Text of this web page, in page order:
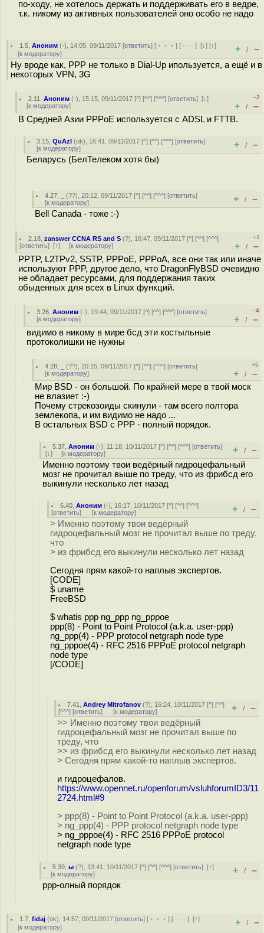
по-ходу, не хотелось держать и поддерживать его в ведре,
т.к. никому из активных пользователей оно особо не надо
1.5 ,Аноним (-), 14:05, 09/11/2017 [ответить] [ ﹢﹢﹢] [ · · ·][↓] [↑]
[к модератору] + / –
Ну вроде как, PPP не только в Dial-Up ипользуется, а ещё и в
некоторых VPN, 3G
2.11 ,Аноним (-), 15:15, 09/11/2017 [^] [^^] [^^^] [ответить][↓]
[к модератору]
–2
+ / –
В Средней Азии PPPoE используется с ADSL и FTTB.
3.15 ,QuAzI (ok), 16:41, 09/11/2017 [^] [^^] [^^^] [ответить]
[к модератору] + / –
Беларусь (БелТелеком хотя бы)
4.27 (??), 20:12, 09/11/2017 [^] [^^] [^^^] [ответить]
[к модератору] + / –
Bell Canada - тоже :-)
2.18 ,zanswer CCNA RS and S (?), 16:47, 09/11/2017 [^] [^^] [^^^]
[ответить] [↑] [к модератору]
+1
+ / –
PPTP, L2TPv2, SSTP, PPPoE, PPPoA, все они так или иначе
используют PPP, другое дело, что DragonFlyBSD очевидно
не обладает ресурсами, для поддержания таких
обыденных для всех в Linux функций.
3.26 ,Аноним (-), 19:44, 09/11/2017 [^] [^^] [^^^] [ответить]
[к модератору]
–4
+ / –
видимо в никому в мире бсд эти костыльные
протоколишки не нужны
4.28 (??), 20:15, 09/11/2017 [^] [^^] [^^^] [ответить]
[к модератору]
+5
+ / –
Мир BSD - он большой. По крайней мере в твой моск
не влазиет :-)
Почему стрекозоиды скинули - там всего полтора
землекопа, и им видимо не надо ...
В остальных BSD с PPP - полный порядок.
5.37 ,Аноним (-), 11:18, 10/11/2017 [^] [^^] [^^^] [ответить]
[↓] [к модератору] + / –
Именно поэтому твои ведёрный гидроцефальный
мозг не прочитал выше по треду, что из фрибсд его
выкинули несколько лет назад
6.40 ,Аноним (-), 16:17, 10/11/2017 [^] [^^] [^^^]
[ответить] [к модератору] + / –
> Именно поэтому твои ведёрный
гидроцефальный мозг не прочитал выше по треду,
что
> из фрибсд его выкинули несколько лет назад
Сегодня прям какой-то наплыв экспертов.
[CODE]
$ uname
FreeBSD
$ whatis ppp ng_ppp ng_pppoe
ppp(8) - Point to Point Protocol (a.k.a. user-ppp)
ng_ppp(4) - PPP protocol netgraph node type
ng_pppoe(4) - RFC 2516 PPPoE protocol netgraph
node type
[/CODE]
7.41 ,Andrey Mitrofanov (?), 16:24, 10/11/2017 [^] [^^]
[^^^] [ответить] [к модератору] + / –
>> Именно поэтому твои ведёрный
гидроцефальный мозг не прочитал выше по
треду, что
>> из фрибсд его выкинули несколько лет назад
> Сегодня прям какой-то наплыв экспертов.
и гидроцефалов.
https://www.opennet.ru/openforum/vsluhforumID3/11
2724.html#9
> ppp(8) - Point to Point Protocol (a.k.a. user-ppp)
> ng_ppp(4) - PPP protocol netgraph node type
> ng_pppoe(4) - RFC 2516 PPPoE protocol
netgraph node type
5.39 ,ы (?), 13:41, 10/11/2017 [^] [^^] [^^^] [ответить][↑]
[к модератору] + / –
ppp-олный порядок
1.7 ,fidaj (ok), 14:57, 09/11/2017 [ответить] [ ﹢﹢﹢] [ · · ·][↑]
[к модератору] + / –